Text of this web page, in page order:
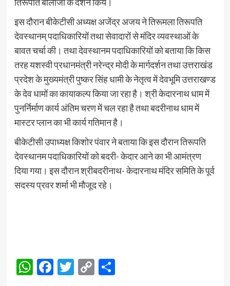
इस दौरान बीकेटीसी अध्यक्ष अजेंद्र अजय ने तिरूमला तिरूपति
देवस्थानम् पदाधिकारियों तथा सेवादारों से मंदिर व्यवस्थाओं के
बावत चर्चा की‌। तथा देवस्थानम पदाधिकारियों को बताया कि किस
तरह यशस्वी प्रधानमंत्री नरेन्द्र मोदी के मार्गदर्शन तथा उत्तराखंड
प्रदेश के मुख्यमंत्री पुष्कर सिंह धामी के नेतृत्व में देवभूमि उत्तराखण्ड
‌के देव धामों का कायाकल्प किया जा रहा है। श्री केदारनाथ धाम में
पुनर्निर्माण कार्य अंतिम चरण में चल रहा है तथा बदरीनाथ धाम में
मास्टर प्लान का भी कार्य गतिमान है।
बीकेटीसी उपाध्यक्ष किशोर पंवार ने बताया कि इस दौरान तिरूपति
देवस्थानम पदाधिकारियों को बदरी- केदार आने का भी आमंत्रण
दिया गया। इस दौरान श्रीबदरीनाथ- केदारनाथ मंदिर समिति के पूर्व
सदस्य प्रवर शर्मा भी मौजूद रहे।
WhatsApp
Facebook
Twitter
CopyShare